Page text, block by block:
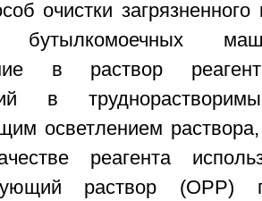
очистки
бутылкомоечных
в раствор
в
осветлением
реагента
раствор (ОРР)